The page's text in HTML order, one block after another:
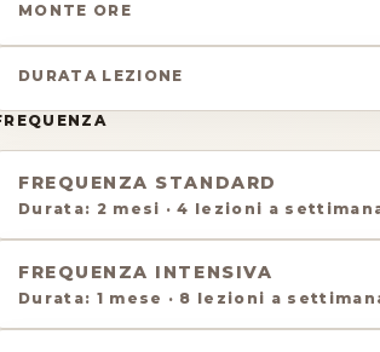
MONTE ORE
DURATA LEZIONE
FREQUENZA STANDARD
Durata: 2 mesi ·4 lezioni a
FREQUENZA INTENSIVA
Durata: 1 mese · 8 lezioni a